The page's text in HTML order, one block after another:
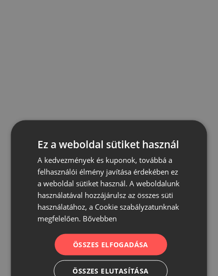
500
Ez a weboldal sütiket használ
A kedvezmények és kuponok, továbbá a
felhasználói élmény javítása érdekében ez
a weboldal sütiket használ. A weboldalunk
használatával hozzájárulsz az összes süti
használatához, a Cookie szabályzatunknak
megfelelően. Bővebben
ÖSSZES ELFOGADÁSA
ÖSSZES ELUTASÍTÁSA